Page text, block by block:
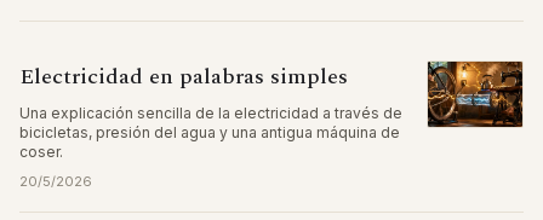
Electricidad en palabras simples
Una explicación sencilla de la electricidad a través de
bicicletas, presión del agua y una antigua máquina de
coser.
20/5/2026